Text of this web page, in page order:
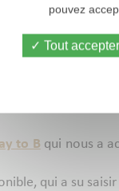
Patrice Pierre,
pour petits et
ludiques et/
! ? ? ? ⚽
to B qui nous a
qui a su
pouvez
Tout accepter